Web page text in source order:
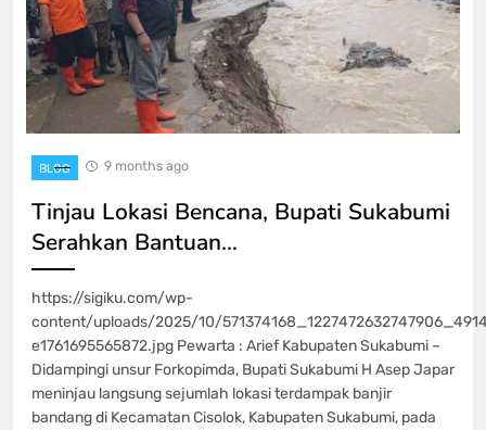
BLOG 9 months ago
Tinjau Lokasi Bencana, Bupati Sukabumi
Serahkan Bantuan…
https://sigiku.com/wp-
content/uploads/2025/10/
e1761695565872.jpg Pewarta : Arief Kabupaten Sukabumi –
Didampingi unsur Forkopimda, Bupati Sukabumi H Asep Japar
meninjau langsung sejumlah lokasi terdampak banjir
bandang di Kecamatan Cisolok, Kabupaten Sukabumi, pada